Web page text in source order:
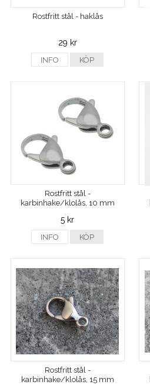
Rostfritt stål - haklås
29 kr
INFO KÖP
Rostfritt stål -
karbinhake/klolås, 10 mm
5 kr
INFO KÖP
Rostfritt stål -
karbinhake/klolås, 15 mm